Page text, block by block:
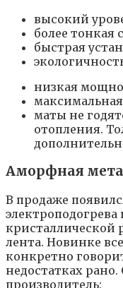
высокий
более тонкая
быстрая
низкая
маты не
отопления.
Аморфная
В продаже
кристаллической
лента. Новинке
конкретно
недостатках
производитель: